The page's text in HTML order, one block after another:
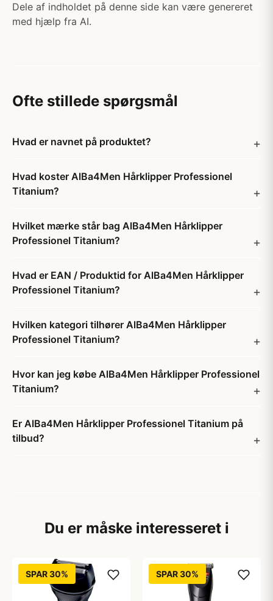
Dele af indholdet på denne side kan være genereret
med hjælp fra AI.
Ofte stillede spørgsmål
Hvad er navnet på produktet?
Hvad koster AlBa4Men Hårklipper Professionel
Titanium?
Hvilket mærke står bag AlBa4Men Hårklipper
Professionel Titanium?
Hvad er EAN / Produktid for AlBa4Men Hårklipper
Professionel Titanium?
Hvilken kategori tilhører AlBa4Men Hårklipper
Professionel Titanium?
Hvor kan jeg købe AlBa4Men Hårklipper Professionel
Titanium?
Er AlBa4Men Hårklipper Professionel Titanium på
tilbud?
Du er måske interesseret i
SPAR 30% SPAR 30%